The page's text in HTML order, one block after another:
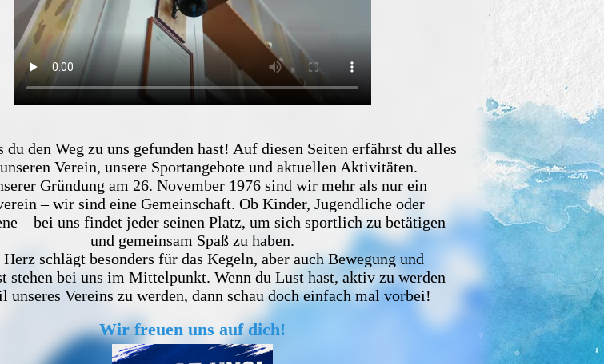
du den Weg zu uns gefunden hast! Auf diesen Seiten erfährst du alles
Verein, unsere Sportangebote und aktuellen Aktivitäten.
Gründung am 26. November 1976 sind wir mehr als nur ein
– wir sind eine Gemeinschaft. Ob Kinder, Jugendliche oder
– bei uns findet jeder seinen Platz, um sich sportlich zu betätigen
und gemeinsam Spaß zu haben.
Herz schlägt besonders für das Kegeln, aber auch Bewegung und
stehen bei uns im Mittelpunkt. Wenn du Lust hast, aktiv zu werden
unseres Vereins zu werden, dann schau doch einfach mal vorbei!
Wir freuen uns auf dich!